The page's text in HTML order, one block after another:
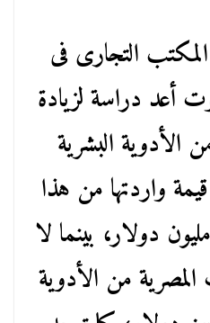
التجارى فى
أعد دراسة لزيادة
الأدوية البشرية
واردتها من هذا
القطاع لمليار و200 مليون دولار، بينما لا
من الأدوية